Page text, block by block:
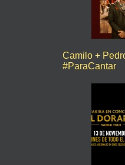
Camilo +
#ParaCantar